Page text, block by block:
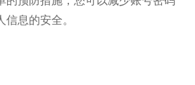
息的安全。